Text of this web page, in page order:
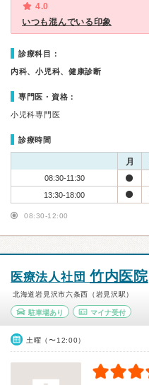
4.0
いつも混んでいる印象
診療科目：
内科、小児科、健康診断
専門医・資格：
小児科専門医
診療時間
月
08:30-11:30
13:30-18:00
08:30-12:00
医療法人社団 竹内医院
北海道岩見沢市六条西（岩見沢駅）
駐車場あり マイナ受付
土曜（〜12:00）